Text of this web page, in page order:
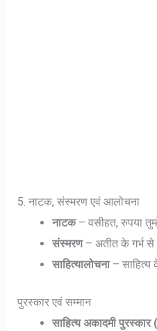
5. नाटक, संस्मरण एवं आलोचना
नाटक– वसीहत, रुपया
संस्मरण– अतीत के गर्भ से
साहित्यालोचना– साहित्य
पुरस्कार एवं सम्मान
साहित्य अकादमी